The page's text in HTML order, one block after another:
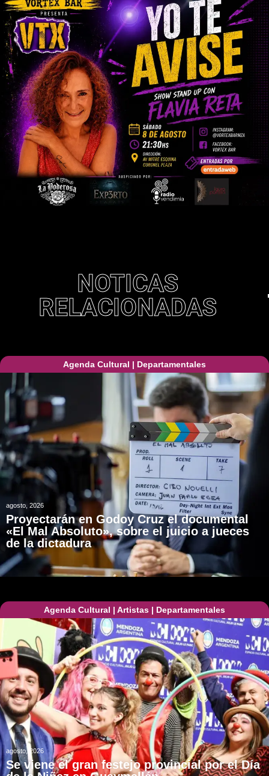
NOTICAS
RELACIONADAS
Agenda Cultural | Departamentales
agosto, 2026
Proyectarán en Godoy Cruz el documental
«El Mal Absoluto», sobre el juicio a jueces
de la dictadura
Agenda Cultural | Artistas | Departamentales
agosto, 2026
Se viene el gran festejo provincial por el Día